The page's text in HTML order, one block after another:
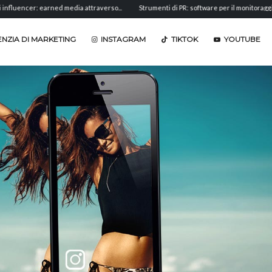
earned media attraverso... Strumenti di PR: software per il monitoraggio,...
DI MARKETING INSTAGRAM TIKTOK YOUTUBE